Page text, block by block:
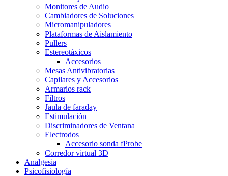
Monitores de Audio
Cambiadores de Soluciones
Micromanipuladores
Plataformas de Aislamiento
Pullers
Estereotáxicos
Accesorios
Mesas Antivibratorias
Capilares y Accesorios
Armarios rack
Filtros
Jaula de faraday
Estimulación
Discriminadores de Ventana
Electrodos
Accesorio sonda fProbe
Corredor virtual 3D
Analgesia
Psicofisiología